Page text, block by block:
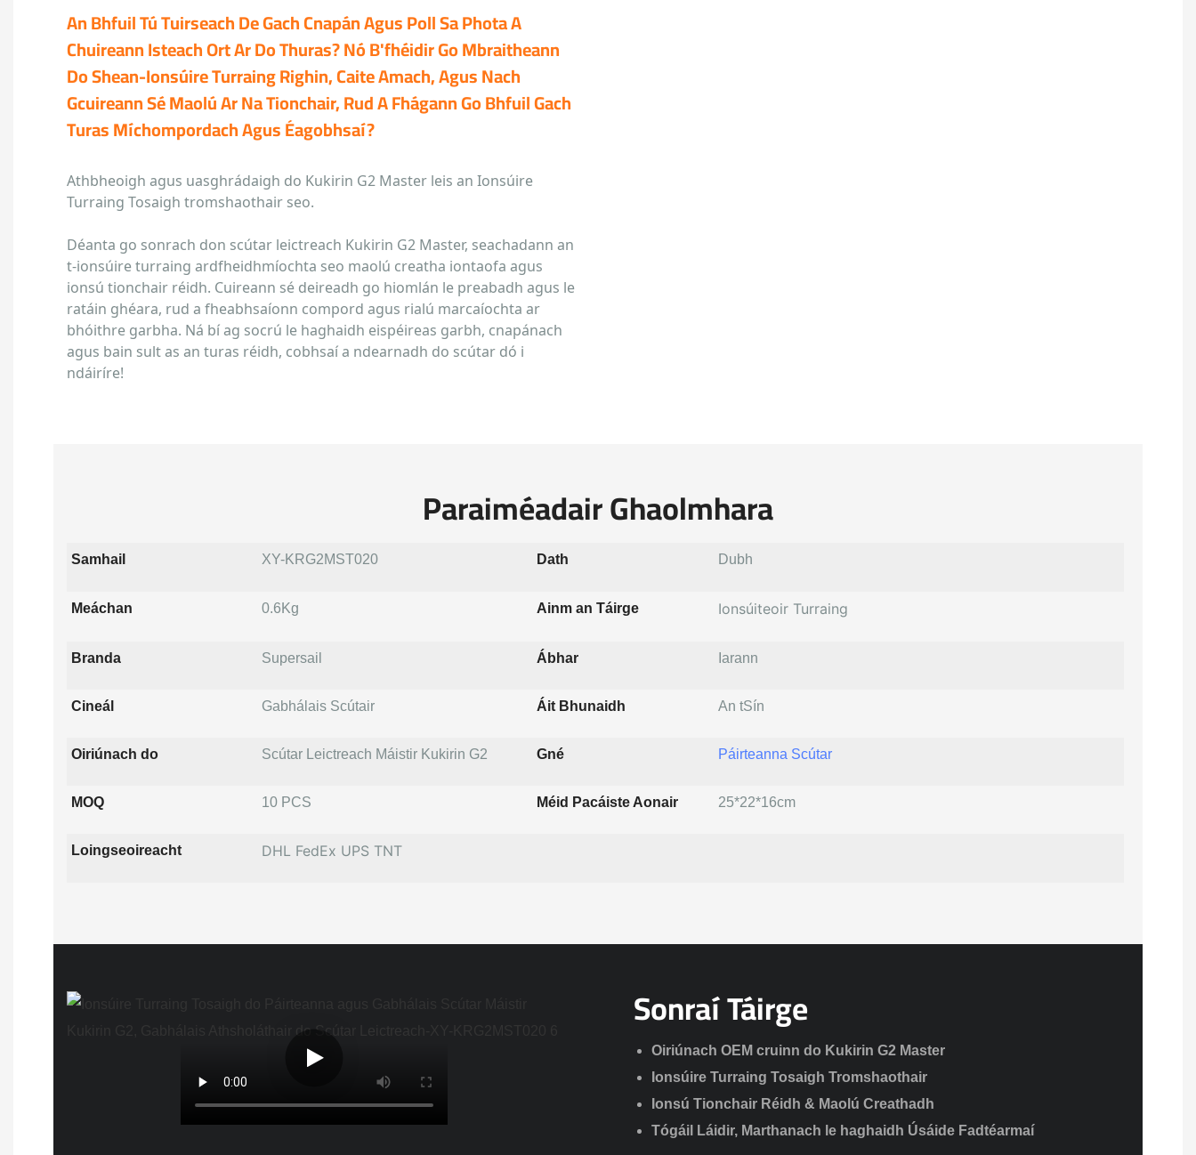
An Bhfuil Tú Tuirseach De Gach Cnapán Agus Poll Sa Phota A
Chuireann Isteach Ort Ar Do Thuras? Nó B'fhéidir Go Mbraitheann
Do Shean-Ionsúire Turraing Righin, Caite Amach, Agus Nach
Gcuireann Sé Maolú Ar Na Tionchair, Rud A Fhágann Go Bhfuil Gach
Turas Míchompordach Agus Éagobhsaí?
Athbheoigh agus uasghrádaigh do Kukirin G2 Master leis an Ionsúire
Turraing Tosaigh tromshaothair seo.
Déanta go sonrach don scútar leictreach Kukirin G2 Master, seachadann an
t-ionsúire turraing ardfheidhmíochta seo maolú creatha iontaofa agus
ionsú tionchair réidh. Cuireann sé deireadh go hiomlán le preabadh agus le
ratáin ghéara, rud a fheabhsaíonn compord agus rialú marcaíochta ar
bhóithre garbha. Ná bí ag socrú le haghaidh eispéireas garbh, cnapánach
agus bain sult as an turas réidh, cobhsaí a ndearnadh do scútar dó i
ndáiríre!
Paraiméadair Ghaolmhara
Samhail XY-KRG2MST020 Dath Dubh
Meáchan 0.6Kg Ainm an Táirge Ionsúiteoir Turraing
Branda Supersail Ábhar Iarann
Cineál Gabhálais Scútair Áit Bhunaidh An tSín
Oiriúnach do Scútar Leictreach Máistir Kukirin G2 Gné Páirteanna Scútar
MOQ 10 PCS Méid Pacáiste Aonair 25*22*16cm
Loingseoireacht DHL FedEx UPS TNT
Sonraí Táirge
Oiriúnach OEM cruinn do Kukirin G2 Master
Ionsúire Turraing Tosaigh Tromshaothair
Ionsú Tionchair Réidh & Maolú Creathadh
Tógáil Láidir, Marthanach le haghaidh Úsáide Fadtéarmaí